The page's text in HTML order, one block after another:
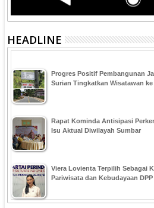
HEADLINE
Progres Positif Pembangunan
Surian Tingkatkan Wisatawan
Rapat Kominda Antisipasi
Isu Aktual Diwilayah Sumbar
Viera Lovienta Terpilih Sebagai
Pariwisata dan Kebudayaan